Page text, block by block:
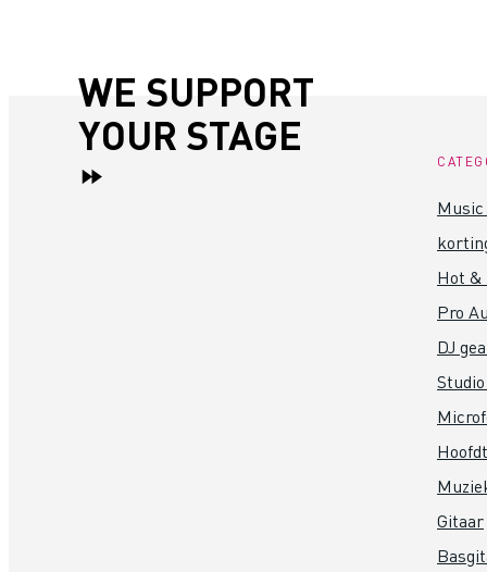
WE SUPPORT
YOUR STAGE
Hot &
Pro
DJ
Gitaar